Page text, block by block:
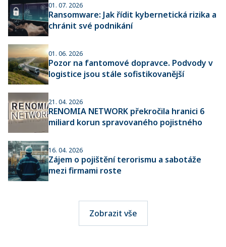
01. 07. 2026
Ransomware: Jak řídit kybernetická rizika a
chránit své podnikání
01. 06. 2026
Pozor na fantomové dopravce. Podvody v
logistice jsou stále sofistikovanější
21. 04. 2026
RENOMIA NETWORK překročila hranici 6
miliard korun spravovaného pojistného
16. 04. 2026
Zájem o pojištění terorismu a sabotáže
mezi firmami roste
Zobrazit vše